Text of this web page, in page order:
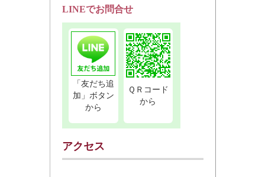
LINEでお問合せ
「友だち追
加」ボタン
から
ＱＲコード
から
アクセス